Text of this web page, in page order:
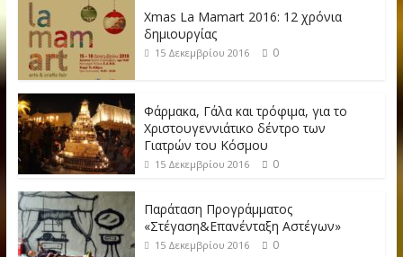
Xmas La Mamart 2016: 12 χρόνια
δημιουργίας
15 Δεκεμβρίου 2016 0
Φάρμακα, Γάλα και τρόφιμα, για το
Χριστουγεννιάτικο δέντρο των
Γιατρών του Κόσμου
15 Δεκεμβρίου 2016 0
Παράταση Προγράμματος
«Στέγαση&Επανένταξη Αστέγων»
15 Δεκεμβρίου 2016 0